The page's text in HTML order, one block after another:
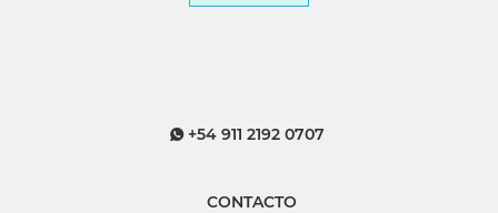
+54 911 2192 0707
CONTACTO